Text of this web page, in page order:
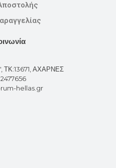
ΤΚ:13671, ΑΧΑΡΝΕΣ
hellas.gr